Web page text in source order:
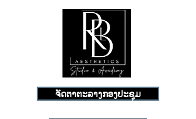
ຈັດຕາຕະລາງກອງປະຊຸມ